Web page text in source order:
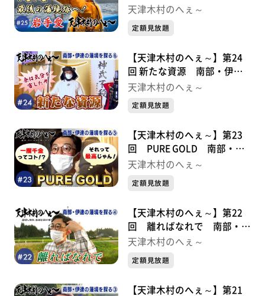
境を探る⑦
天津木村のへぇ～
定額見放題
【天津木村のへぇ～】第24
回 新たな資源 南部・伊達
の藩境を探る⑥
天津木村のへぇ～
定額見放題
【天津木村のへぇ～】第23
回 PURE GOLD 南部・伊
達の藩境を探る⑤
天津木村のへぇ～
定額見放題
【天津木村のへぇ～】第22
回 離ればなれで 南部・伊
達の藩境を探る④
天津木村のへぇ～
定額見放題
【天津木村のへぇ～】第21